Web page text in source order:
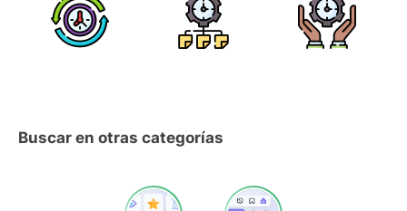
Buscar en otras categorías